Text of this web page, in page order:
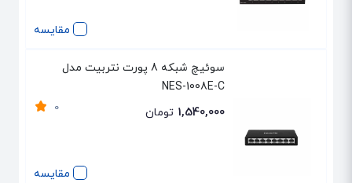
مقایسه
مقایسه
سوئیچ شبکه 8 پورت نتربیت مدل
NES-1008E-C
0 1,540,000 تومان